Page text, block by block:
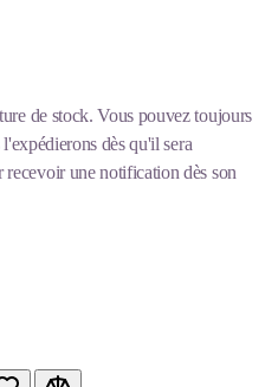
de stock. Vous pouvez toujours
dès qu'il sera
une notification dès son